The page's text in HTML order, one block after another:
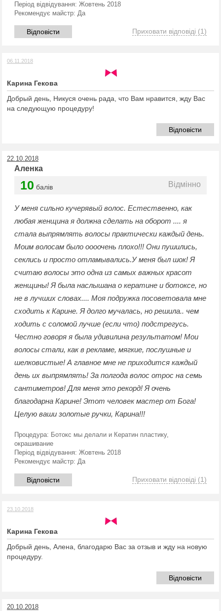
Період відвідування: Жовтень 2018
Рекомендує майстр: Да
Відповісти Приховати відповіді (1)
06.11.2018
Карина Гекова
Добрый день, Никуся очень рада, что Вам нравится, жду Вас
на следующую процедуру!
Відповісти
22.10.2018
Аленка
10 балів Відмінно
У меня сильно кучерявый волос. Естественно, как
любая женщина я должна сделать на оборот .... я
стала выпрямлять волосы практически каждый день.
Моим волосам было оооочень плохо!!! Они пушились,
секлись и просто отламывались.У меня был шок! Я
считаю волосы это одна из самых важных красот
женщины! Я была наслышана о кератине и ботоксе, но
не в лучших словах.... Моя подружка посоветовала мне
сходить к Карине. Я долго мучалась, но решила.. чем
ходить с соломой лучше (если что) подстрегусь.
Честно говоря я была удивилина результатом! Мои
волосы стали, как в рекламе, мягкие, послушные и
шелковистые! А главное мне не приходится каждый
день их выпрямлять! За полгода волос отрос на семь
сантиметров! Для меня это рекорд! Я очень
благодарна Карине! Этот человек мастер от Бога!
Целую ваши золотые ручки, Карина!!!
Процедура: Ботокс мы делали и Кератин пластику,
окрашивание
Період відвідування: Жовтень 2018
Рекомендує майстр: Да
Відповісти Приховати відповіді (1)
23.10.2018
Карина Гекова
Добрый день, Алена, благодарю Вас за отзыв и жду на новую
процедуру.
Відповісти
20.10.2018